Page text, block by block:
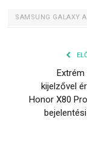
SAMSUNG GALAXY
kijelzővel
Honor X80